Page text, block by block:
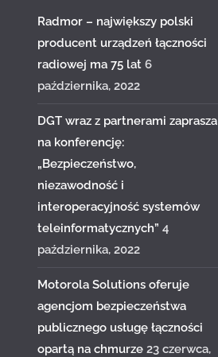
Radmor – największy polski
producent urządzeń łączności
radiowej ma 75 lat 6
października, 2022
DGT wraz z partnerami zaprasza
na konferencję:
„Bezpieczeństwo,
niezawodność i
interoperacyjność systemów
teleinformatycznych” 4
października, 2022
Motorola Solutions oferuje
agencjom bezpieczeństwa
publicznego usługę łączności
opartą na chmurze 23 czerwca,